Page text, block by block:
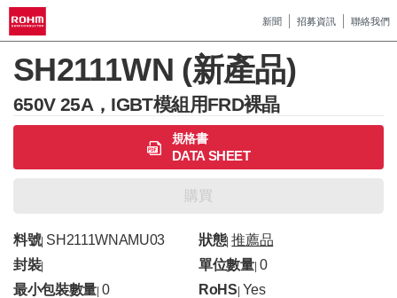
新聞 招募資訊 聯絡我們
SH2111WN (新產品)
650V 25A，IGBT模組用FRD裸晶
規格書
DATA SHEET
購買
料號| SH2111WNAMU03 狀態|推薦品
封裝| 單位數量| 0
最小包裝數量 |0 RoHS Yes